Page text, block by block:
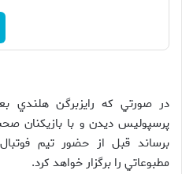
در صورتي كه رايزبرگن هلندي
پرسپوليس ديدن و با بازيكنان
برساند قبل از حضور تيم
مطبوعاتي را برگزار خواهد كرد.